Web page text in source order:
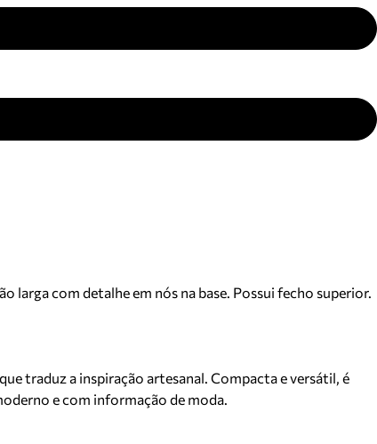
larga com detalhe em nós na base. Possui fecho superior.
traduz a inspiração artesanal. Compacta e versátil, é
e com informação de moda.